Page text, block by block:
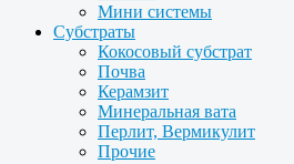
Мини системы
Субстраты
Кокосовый субстрат
Почва
Керамзит
Минеральная вата
Перлит, Вермикулит
Прочие